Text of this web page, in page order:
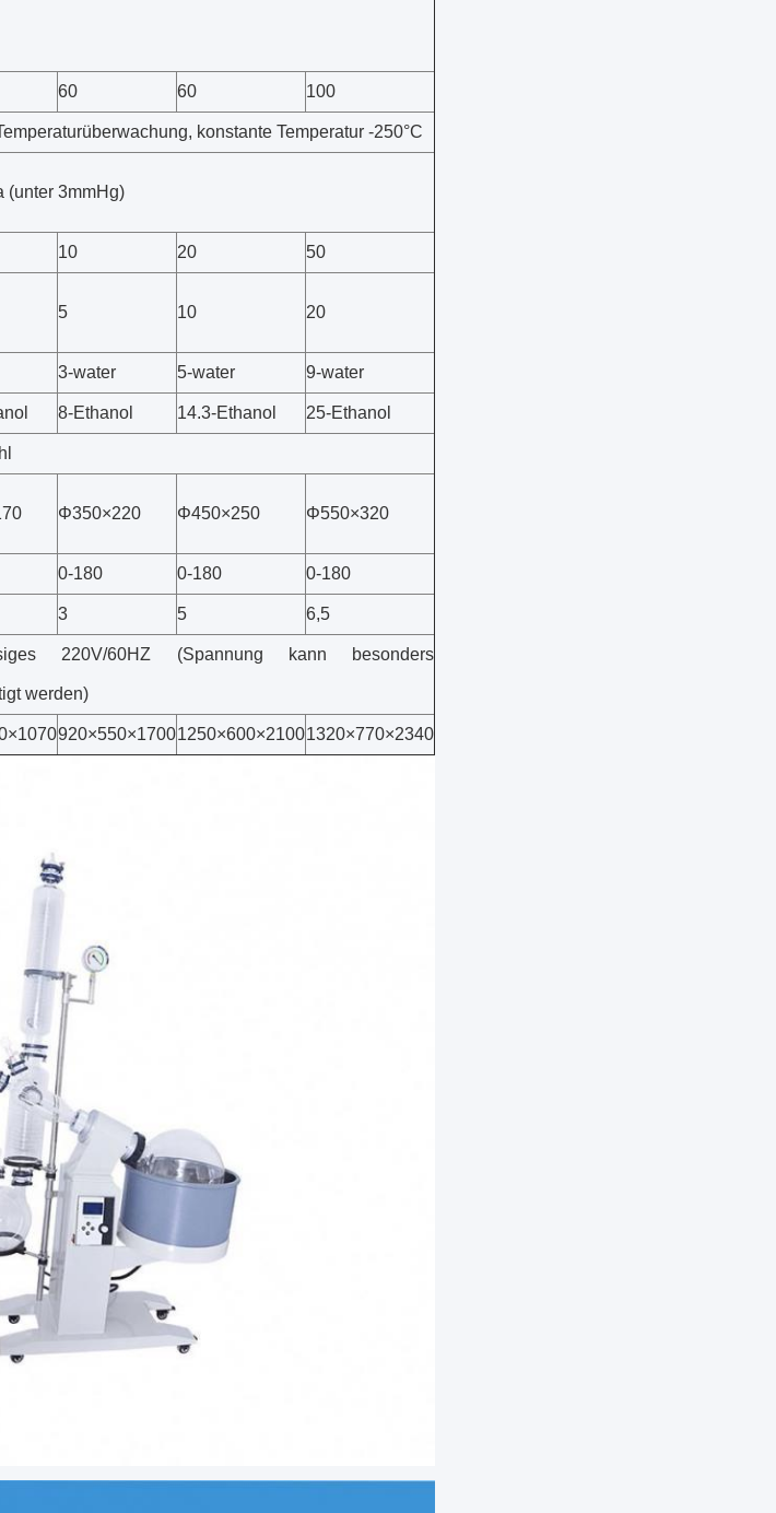
60 60 100
konstante Temperatur -250°C
(unter 3mmHg)
10 20 50
5 10 20
3-water 5-water 9-water
8-Ethanol 14.3-Ethanol 25-Ethanol
Φ350×220 Φ450×250 Φ550×320
0-180 0-180 0-180
3 5 6,5
220V/60HZ (Spannung kann besonders
werden)
920×550×17001250×600×21001320×770×2340